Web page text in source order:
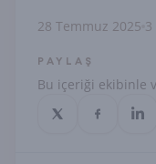
28 Temmuz 2025
PAYLAŞ
Bu içeriği ekibinle